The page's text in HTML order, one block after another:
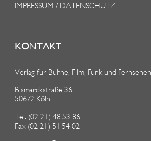
IMPRESSUM / DATENSCHUTZ
KONTAKT
Verlag für Bühne, Film, Funk und Fernsehen
Bismarckstraße 36
50672 Köln
Tel. (02 21) 48 53 86
Fax (02 21) 51 54 02